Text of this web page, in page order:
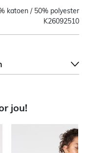
katoen / 50% polyester
K26092510
jou!